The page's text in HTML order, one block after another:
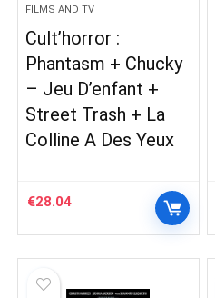
FILMS AND TV
Cult’horror :
Phantasm + Chucky
– Jeu D’enfant +
Street Trash + La
Colline A Des Yeux
€28.04